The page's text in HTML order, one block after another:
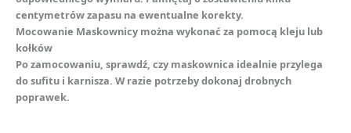
centymetrów zapasu na ewentualne korekty.
Mocowanie Maskownicy można wykonać za pomocą kleju lub
kołków
Po zamocowaniu, sprawdź, czy maskownica idealnie przylega
do sufitu i karnisza. W razie potrzeby dokonaj drobnych
poprawek.